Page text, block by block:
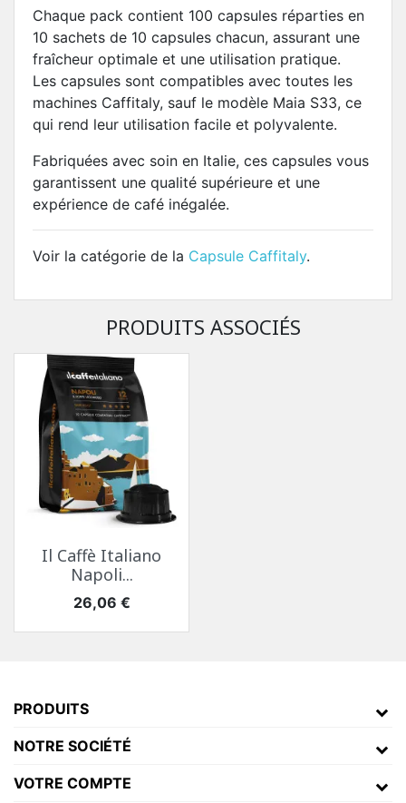
Chaque pack contient 100 capsules réparties en
10 sachets de 10 capsules chacun, assurant une
fraîcheur optimale et une utilisation pratique.
Les capsules sont compatibles avec toutes les
machines Caffitaly, sauf le modèle Maia S33, ce
qui rend leur utilisation facile et polyvalente.
Fabriquées avec soin en Italie, ces capsules vous
garantissent une qualité supérieure et une
expérience de café inégalée.
Voir la catégorie de la Capsule Caffitaly.
PRODUITS ASSOCIÉS
Il Caffè Italiano
Napoli...
Prix
26,06 €
PRODUITS
NOTRE SOCIÉTÉ
VOTRE COMPTE